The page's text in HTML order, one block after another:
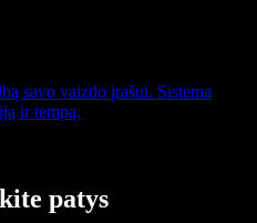
savo vaizdo įrašui. Sistema
ir tempą.
patys